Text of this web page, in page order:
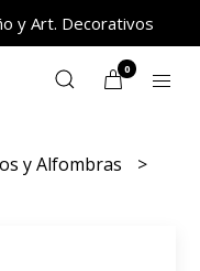
y Art. Decorativos
0
y Alfombras